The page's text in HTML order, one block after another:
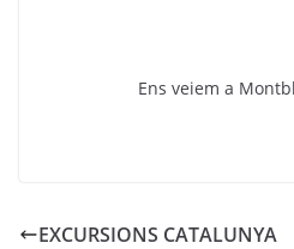
Ens veiem a
EXCURSIONS CATALUNYA